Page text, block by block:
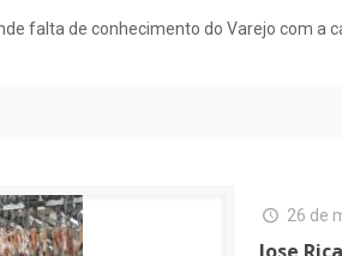
falta de conhecimento do Varejo com a
26 de